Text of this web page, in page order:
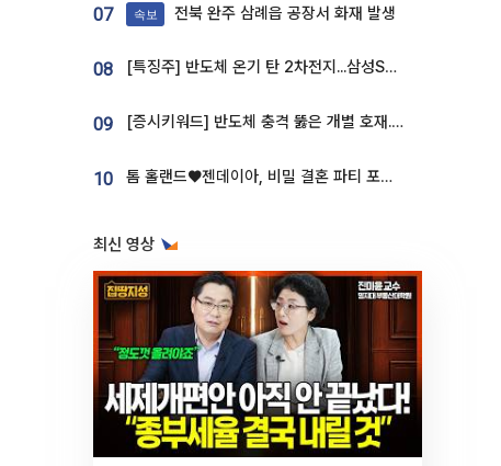
07 속보 전북 완주 삼례읍 공장서 화재 발생
08 [특징주] 반도체 온기 탄 2차전지...삼성SDI, 장 초반 7% 넘게 껑충
09 [증시키워드] 반도체 충격 뚫은 개별 호재...포스코퓨처엠·에코프로·한화솔루션 '눈길'
10 톰 홀랜드♥젠데이아, 비밀 결혼 파티 포착⋯호텔 대관비만 9억
최신 영상